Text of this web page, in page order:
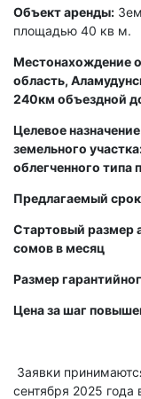
Объект аренды:
площадью 40 кв м.
Местонахождение
область,
240км объездной
Целевое
земельного
облегченного типа
Предлагаемый
Стартовый размер
сомов в месяц
Размер
Цена за шаг
Заявки
сентября 2025